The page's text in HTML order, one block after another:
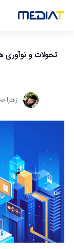
تحولات و نوآوری
زهرا